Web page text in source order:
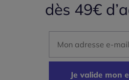
Je valide mon